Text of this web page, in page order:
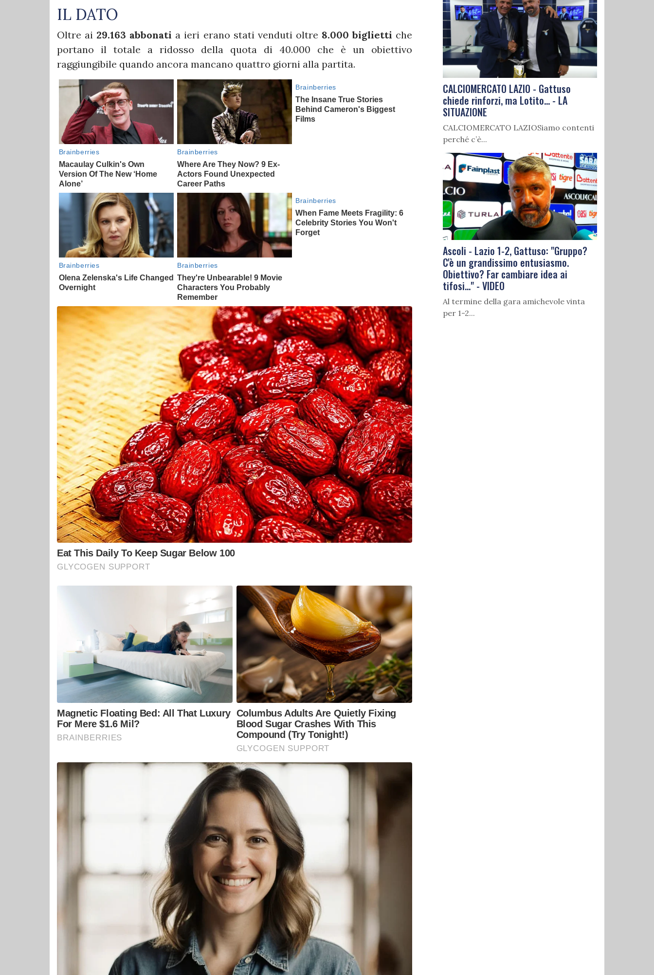
IL DATO
Oltre ai 29.163 abbonati a ieri erano stati venduti oltre 8.000 biglietti che
portano il totale a ridosso della quota di 40.000 che è un obiettivo
raggiungibile quando ancora mancano quattro giorni alla partita.
CALCIOMERCATO LAZIO - Gattuso
chiede rinforzi, ma Lotito... - LA
SITUAZIONE
CALCIOMERCATO LAZIOSiamo contenti
perché c’è...
Ascoli - Lazio 1-2, Gattuso: "Gruppo?
C'è un grandissimo entusiasmo.
Obiettivo? Far cambiare idea ai
tifosi..." - VIDEO
Al termine della gara amichevole vinta
per 1-2...